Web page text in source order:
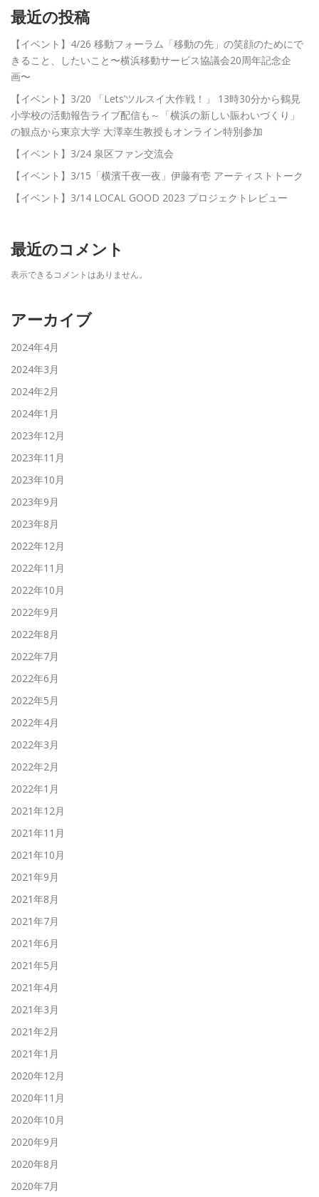
最近の投稿
【イベント】4/26 移動フォーラム「移動の先」の笑顔のためにで
きること、したいこと〜横浜移動サービス協議会20周年記念企
画〜
【イベント】3/20 「Lets’ツルスイ大作戦！」 13時30分から鶴見
小学校の活動報告ライブ配信も～「横浜の新しい賑わいづくり」
の観点から東京大学 大澤幸生教授もオンライン特別参加
【イベント】3/24 泉区ファン交流会
【イベント】3/15「横濱千夜一夜」伊藤有壱 アーティストトーク
【イベント】3/14 LOCAL GOOD 2023 プロジェクトレビュー
最近のコメント
表示できるコメントはありません。
アーカイブ
2024年4月
2024年3月
2024年2月
2024年1月
2023年12月
2023年11月
2023年10月
2023年9月
2023年8月
2022年12月
2022年11月
2022年10月
2022年9月
2022年8月
2022年7月
2022年6月
2022年5月
2022年4月
2022年3月
2022年2月
2022年1月
2021年12月
2021年11月
2021年10月
2021年9月
2021年8月
2021年7月
2021年6月
2021年5月
2021年4月
2021年3月
2021年2月
2021年1月
2020年12月
2020年11月
2020年10月
2020年9月
2020年8月
2020年7月